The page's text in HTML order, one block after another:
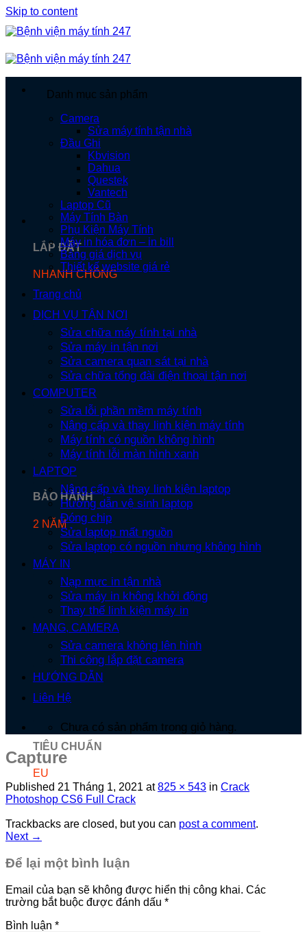
Skip to content
LẮP ĐẶT
NHANH CHÓNG
BẢO HÀNH
2 NĂM
TIÊU CHUẨN
EU
Danh mục sản phẩm
Camera
Sửa máy tính tận nhà
Đầu Ghi
Kbvision
Dahua
Questek
Vantech
Laptop Cũ
Máy Tính Bàn
Phụ Kiện Máy Tính
Máy in hóa đơn – in bill
Bảng giá dịch vụ
Thiết kế website giá rẻ
Trang chủ
DỊCH VỤ TẬN NƠI
Sửa chữa máy tính tại nhà
Sửa máy in tận nơi
Sửa camera quan sát tại nhà
Sửa chữa tổng đài điện thoại tận nơi
COMPUTER
Sửa lỗi phần mềm máy tính
Nâng cấp và thay linh kiện máy tính
Máy tính có nguồn không hình
Máy tính lỗi màn hình xanh
LAPTOP
Nâng cấp và thay linh kiện laptop
Hướng dẫn vệ sinh laptop
Đóng chip
Sửa laptop mất nguồn
Sửa laptop có nguồn nhưng không hình
MÁY IN
Nạp mực in tận nhà
Sửa máy in không khởi động
Thay thế linh kiện máy in
MẠNG, CAMERA
Sửa camera không lên hình
Thi công lắp đặt camera
HƯỚNG DẪN
Liên Hệ
Chưa có sản phẩm trong giỏ hàng.
Capture
Published 21 Tháng 1, 2021 at825 × 543 in Crack
Photoshop CS6 Full Crack
Trackbacks are closed, but you can post a comment.
Next →
Để lại một bình luận
Email của bạn sẽ không được hiển thị công khai. Các
trường bắt buộc được đánh dấu *
Bình luận *